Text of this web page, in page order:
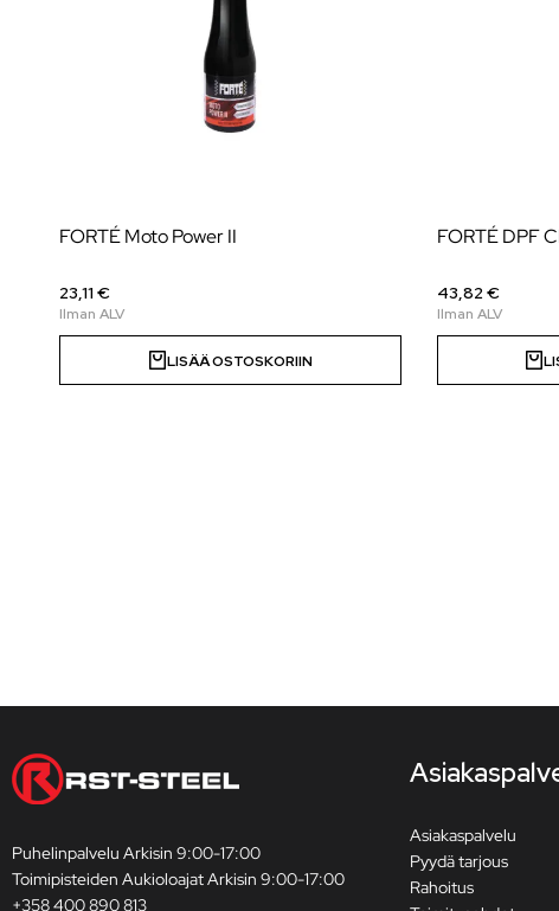
FORTÉ Moto Power II
23,11 €
LISÄÄ OSTOSKORIIN
FORTÉ DPF
43,82 €
Puhelinpalvelu Arkisin 9:00-17:00
Toimipisteiden Aukioloajat Arkisin 9:00-17:00
+358 400 890 813
Asiakaspalvelu
Pyydä tarjous
Rahoitus